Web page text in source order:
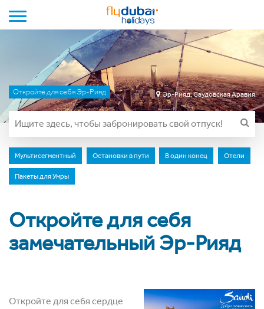
Откройте для себя Эр-Рияд Эр-Рияд, Саудовская Аравия
Мультисегментный Остановки в пути В один конец Отели
Пакеты для Умры
Откройте для себя
замечательный Эр-Рияд
Откройте для себя сердце